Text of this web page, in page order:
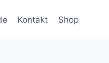
Kontakt Shop